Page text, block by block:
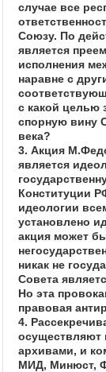
случае все
Союзу. По
является
исполнения
наравне с
с какой целью
спорную вину
века?
3. Акция
является
Конституции
идеологии
установлено
акция может
никак не
Совета
Но эта
правовая
4.
осуществляют
архивами, и
МИД, Минюст,